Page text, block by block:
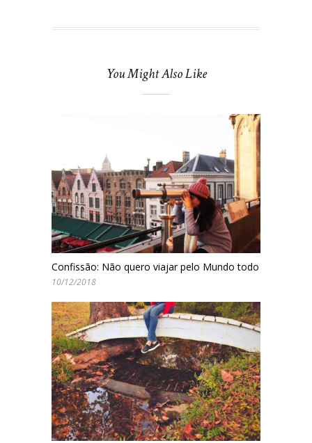
You Might Also Like
Confissão: Não quero viajar pelo Mundo todo
10/12/2018